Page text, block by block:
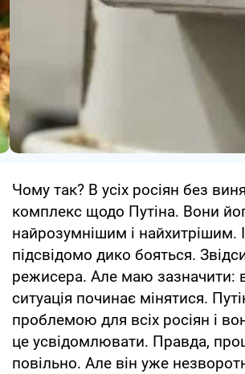
Чому так? В усіх росіян без
комплекс щодо Путіна. Вони
найрозумнішим і найхитрішим.
підсвідомо дико бояться.
режисера. Але маю зазначити:
ситуація починає мінятися.
проблемою для всіх росіян і
це усвідомлювати. Правда,
повільно. Але він уже